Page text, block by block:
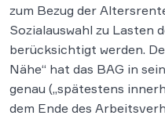
zum Bezug der
Sozialauswahl zu Lasten
berücksichtigt werden.
Nähe“ hat das BAG in
genau („spätestens
dem Ende des